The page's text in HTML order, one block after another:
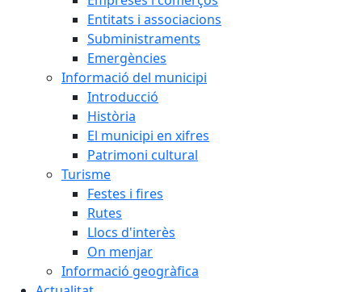
Entitats i associacions
Subministraments
Emergències
Informació del municipi
Introducció
Història
El municipi en xifres
Patrimoni cultural
Turisme
Festes i fires
Rutes
Llocs d'interès
On menjar
Informació geogràfica